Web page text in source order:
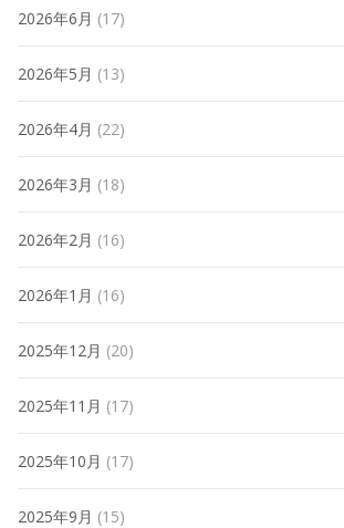
2026年6月 (17)
2026年5月 (13)
2026年4月 (22)
2026年3月 (18)
2026年2月 (16)
2026年1月 (16)
2025年12月 (20)
2025年11月 (17)
2025年10月 (17)
2025年9月 (15)